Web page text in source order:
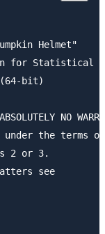
Helmet"
for Statistical
(64-bit)
NO
the terms
2 or 3.
see